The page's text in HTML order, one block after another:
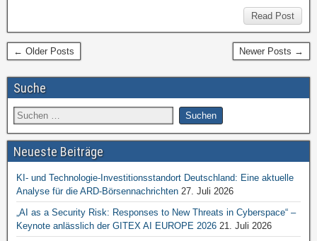
Read Post
← Older Posts Newer Posts →
Suche
Neueste Beiträge
KI- und Technologie-Investitionsstandort Deutschland: Eine aktuelle
Analyse für die ARD-Börsennachrichten 27. Juli 2026
„AI as a Security Risk: Responses to New Threats in Cyberspace“ –
Keynote anlässlich der GITEX AI EUROPE 2026 21. Juli 2026